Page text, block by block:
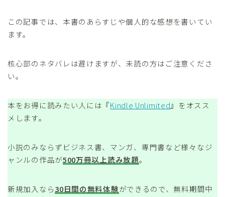
この記事では、本書のあらすじや個人的な感想を書いてい
ます。
核心部のネタバレは避けますが、未読の方はご注意くださ
い。
本をお得に読みたい人には『Kindle Unlimited』をオスス
メします。
小説のみならずビジネス書、マンガ、専門書など様々なジ
ャンルの作品が500万冊以上読み放題。
新規加入なら30日間の無料体験ができるので、無料期間中